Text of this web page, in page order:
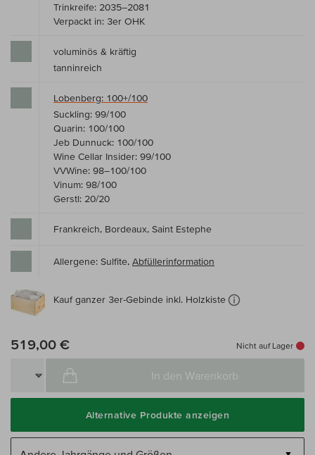
Trinkreife: 2035–2081
Verpackt in: 3er OHK
voluminös & kräftig
tanninreich
Lobenberg: 100+/100
Suckling: 99/100
Quarin: 100/100
Jeb Dunnuck: 100/100
Wine Cellar Insider: 99/100
VVWine: 98–100/100
Vinum: 98/100
Gerstl: 20/20
Frankreich, Bordeaux, Saint Estephe
Allergene: Sulfite, Abfüllerinformation
Kauf ganzer 3er-Gebinde inkl. Holzkiste
519,00 € Nicht auf Lager
In den Warenkorb
Alternative Produkte anzeigen